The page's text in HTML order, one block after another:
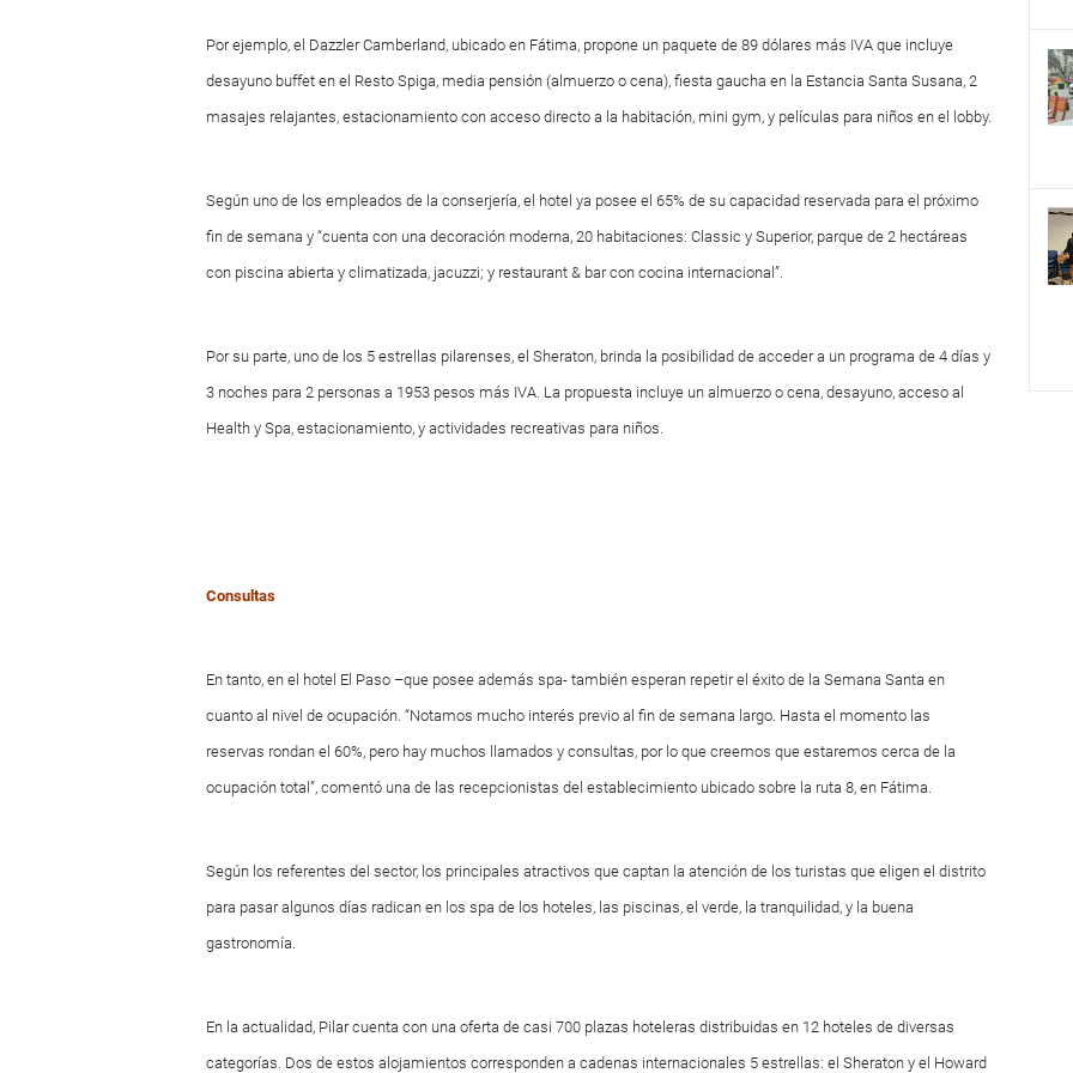
Por ejemplo, el Dazzler Camberland, ubicado en Fátima, propone un paquete de 89 dólares más IVA que incluye
desayuno buffet en el Resto Spiga, media pensión (almuerzo o cena), fiesta gaucha en la Estancia Santa Susana, 2
masajes relajantes, estacionamiento con acceso directo a la habitación, mini gym, y películas para niños en el lobby.
Según uno de los empleados de la conserjería, el hotel ya posee el 65% de su capacidad reservada para el próximo
fin de semana y “cuenta con una decoración moderna, 20 habitaciones: Classic y Superior, parque de 2 hectáreas
con piscina abierta y climatizada, jacuzzi; y restaurant & bar con cocina internacional”.
Por su parte, uno de los 5 estrellas pilarenses, el Sheraton, brinda la posibilidad de acceder a un programa de 4 días y
3 noches para 2 personas a 1953 pesos más IVA. La propuesta incluye un almuerzo o cena, desayuno, acceso al
Health y Spa, estacionamiento, y actividades recreativas para niños.
Consultas
En tanto, en el hotel El Paso –que posee además spa- también esperan repetir el éxito de la Semana Santa en
cuanto al nivel de ocupación. “Notamos mucho interés previo al fin de semana largo. Hasta el momento las
reservas rondan el 60%, pero hay muchos llamados y consultas, por lo que creemos que estaremos cerca de la
ocupación total”, comentó una de las recepcionistas del establecimiento ubicado sobre la ruta 8, en Fátima.
Según los referentes del sector, los principales atractivos que captan la atención de los turistas que eligen el distrito
para pasar algunos días radican en los spa de los hoteles, las piscinas, el verde, la tranquilidad, y la buena
gastronomía.
En la actualidad, Pilar cuenta con una oferta de casi 700 plazas hoteleras distribuidas en 12 hoteles de diversas
categorías. Dos de estos alojamientos corresponden a cadenas internacionales 5 estrellas: el Sheraton y el Howard